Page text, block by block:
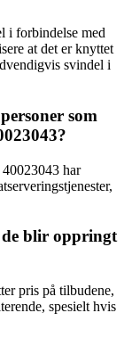
i forbindelse med
at det er knyttet
svindel i
som
har
blir oppringt
pris på tilbudene,
spesielt hvis